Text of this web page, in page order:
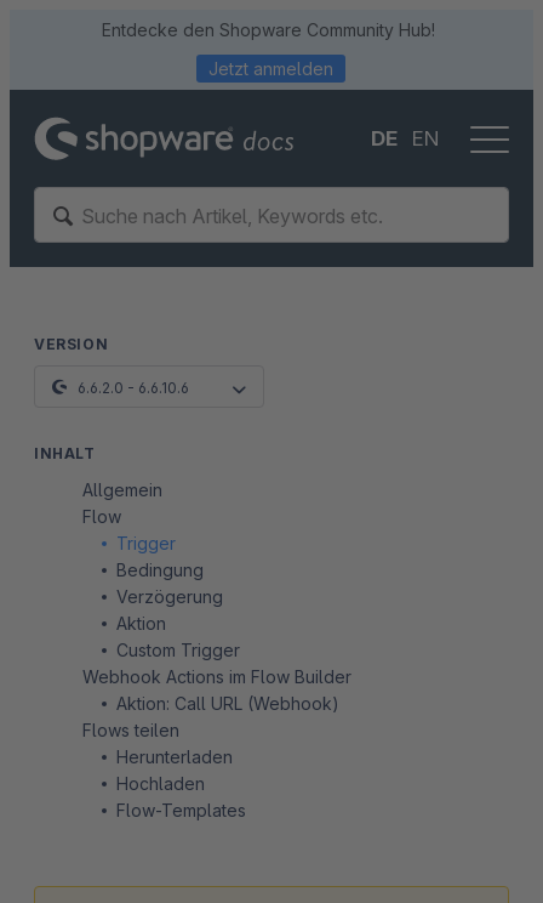
Entdecke den Shopware Community Hub!
Jetzt anmelden
DE EN
VERSION
6.6.2.0 - 6.6.10.6
INHALT
Allgemein
Flow
Trigger
Bedingung
Verzögerung
Aktion
Custom Trigger
Webhook Actions im Flow Builder
Aktion: Call URL (Webhook)
Flows teilen
Herunterladen
Hochladen
Flow-Templates